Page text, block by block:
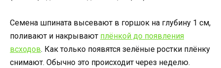
Семена шпината высевают в горшок на глубину 1 см,
поливают и накрывают плёнкой до появления
всходов. Как только появятся зелёные ростки плёнку
снимают. Обычно это происходит через неделю.